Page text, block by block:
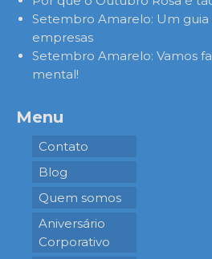
Setembro Amarelo: Um
empresas
Setembro Amarelo: Vamos
mental!
Menu
Contato
Blog
Quem somos
Aniversário
Corporativo